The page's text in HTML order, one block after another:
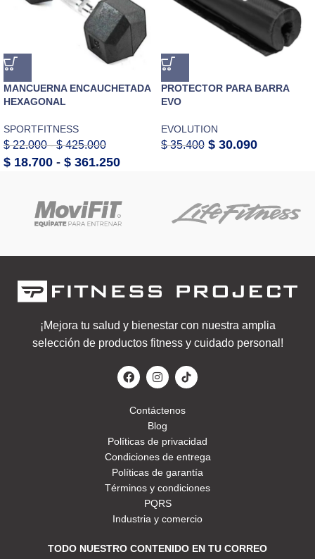
MANCUERNA ENCAUCHETADA
HEXAGONAL
SPORTFITNESS
$22.000 - $425.000
$ 18.700 - $ 361.250
PROTECTOR PARA BARRA
EVO
EVOLUTION
$35.400 $ 30.090
¡Mejora tu salud y bienestar con nuestra amplia
selección de productos fitness y cuidado personal!
Contáctenos
Blog
Políticas de privacidad
Condiciones de entrega
Políticas de garantía
Términos y condiciones
PQRS
Industria y comercio
TODO NUESTRO CONTENIDO EN TU CORREO